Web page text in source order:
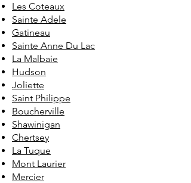
Les Coteaux
Sainte Adele
Gatineau
Sainte Anne Du Lac
La Malbaie
Hudson
Joliette
Saint Philippe
Boucherville
Shawinigan
Chertsey
La Tuque
Mont Laurier
Mercier